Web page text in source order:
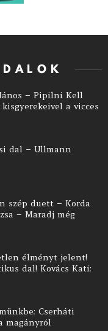
– Pipilni Kell
a vicces
dal – Ullmann
szép duett – Korda
– Maradj még
élményt jelent!
dal! Kovács Kati:
Cserháti
magányról